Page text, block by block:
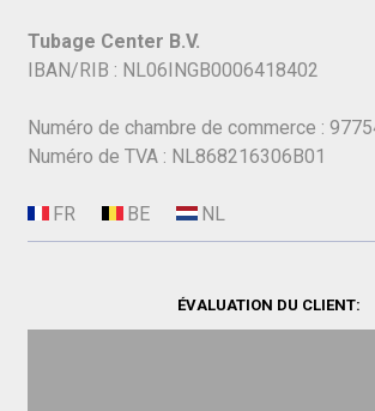
Tubage Center B.V.
IBAN/RIB : NL06INGB0006418402
Numéro de chambre de commerce :
Numéro de TVA : NL868216306B01
ÉVALUATION DU CLIENT: